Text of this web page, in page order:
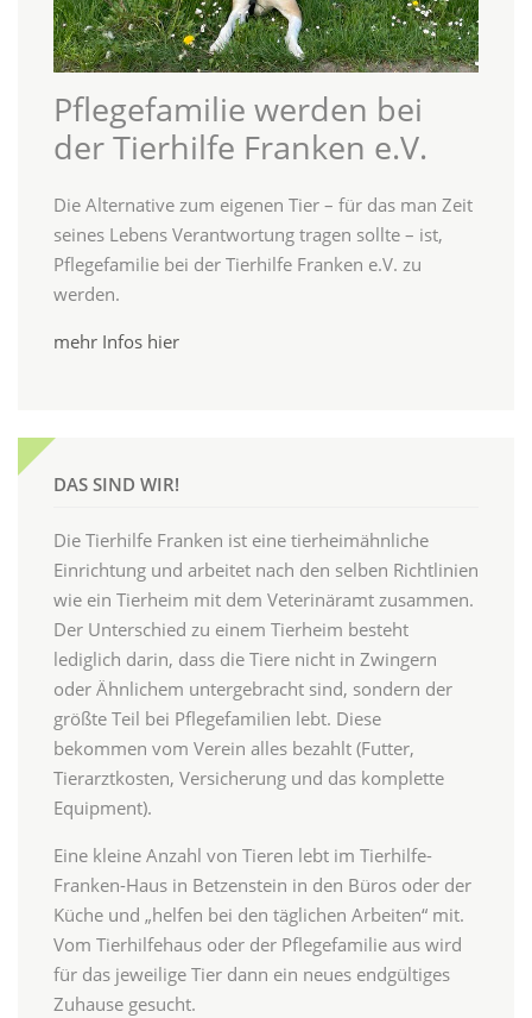
Pflegefamilie werden bei
der Tierhilfe Franken e.V.
Die Alternative zum eigenen Tier – für das man Zeit
seines Lebens Verantwortung tragen sollte – ist,
Pflegefamilie bei der Tierhilfe Franken e.V. zu
werden.
mehr Infos hier
DAS SIND WIR!
Die Tierhilfe Franken ist eine tierheimähnliche
Einrichtung und arbeitet nach den selben Richtlinien
wie ein Tierheim mit dem Veterinäramt zusammen.
Der Unterschied zu einem Tierheim besteht
lediglich darin, dass die Tiere nicht in Zwingern
oder Ähnlichem untergebracht sind, sondern der
größte Teil bei Pflegefamilien lebt. Diese
bekommen vom Verein alles bezahlt (Futter,
Tierarztkosten, Versicherung und das komplette
Equipment).
Eine kleine Anzahl von Tieren lebt im Tierhilfe-
Franken-Haus in Betzenstein in den Büros oder der
Küche und „helfen bei den täglichen Arbeiten“ mit.
Vom Tierhilfehaus oder der Pflegefamilie aus wird
für das jeweilige Tier dann ein neues endgültiges
Zuhause gesucht.